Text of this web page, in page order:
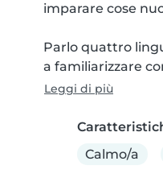
imparare cose
Parlo quattro
a familiarizzare
Leggi di più
Calmo/a